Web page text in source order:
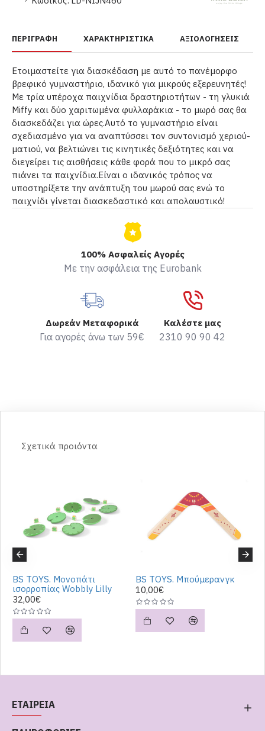
100% Ασφαλείς Αγορές
Με την ασφάλεια της Eurobank
Δωρεάν Μεταφορικά
Για αγορές άνω των 59€
Καλέστε μας
2310 90 90 42
ΠΕΡΙΓΡΑΦΉ ΧΑΡΑΚΤΗΡΙΣΤΙΚΆ ΑΞΙΟΛΟΓΉΣΕΙΣ
Ετοιμαστείτε για διασκέδαση με αυτό το πανέμορφο
βρεφικό γυμναστήριο, ιδανικό για μικρούς εξερευνητές!
Με τρία υπέροχα παιχνίδια δραστηριοτήτων - τη γλυκιά
Miffy και δύο χαριτωμένα φυλλαράκια - το μωρό σας θα
διασκεδάζει για ώρες.Αυτό το γυμναστήριο είναι
σχεδιασμένο για να αναπτύσσει τον συντονισμό χεριού-
ματιού, να βελτιώνει τις κινητικές δεξιότητες και να
διεγείρει τις αισθήσεις κάθε φορά που το μικρό σας
πιάνει τα παιχνίδια.Είναι ο ιδανικός τρόπος να
υποστηρίξετε την ανάπτυξη του μωρού σας ενώ το
παιχνίδι γίνεται διασκεδαστικό και απολαυστικό!
Σχετικά προιόντα
BS TOYS. Μονοπάτι
ισορροπίας Wobbly Lilly
32,00€
BS TOYS. Μπούμερανγκ
10,00€
ΕΤΑΙΡΕΙΑ